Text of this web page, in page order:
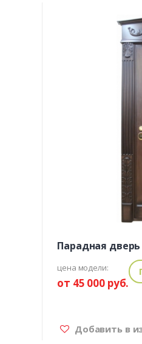
Парадная
цена модели:
от 45 000 руб.
Добавить в